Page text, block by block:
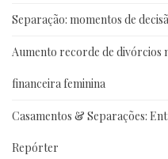
Separação: momentos de
Aumento recorde de divórcios
financeira feminina
Casamentos & Separações:
Repórter